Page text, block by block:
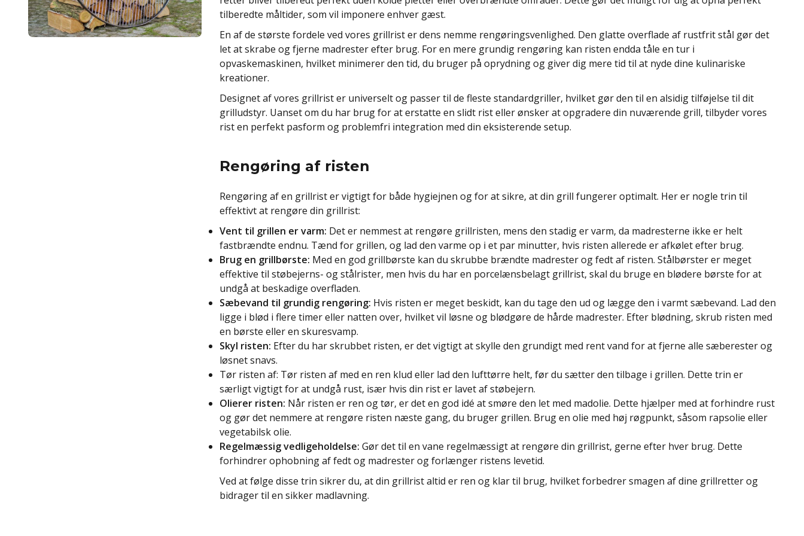
tilberedte måltider, som vil imponere enhver gæst.
En af de største fordele ved vores grillrist er dens nemme rengøringsvenlighed. Den glatte overflade af rustfrit stål gør det
let at skrabe og fjerne madrester efter brug. For en mere grundig rengøring kan risten endda tåle en tur i
opvaskemaskinen, hvilket minimerer den tid, du bruger på oprydning og giver dig mere tid til at nyde dine kulinariske
kreationer.
Designet af vores grillrist er universelt og passer til de fleste standardgriller, hvilket gør den til en alsidig tilføjelse til dit
grilludstyr. Uanset om du har brug for at erstatte en slidt rist eller ønsker at opgradere din nuværende grill, tilbyder vores
rist en perfekt pasform og problemfri integration med din eksisterende setup.
Rengøring af risten
Rengøring af en grillrist er vigtigt for både hygiejnen og for at sikre, at din grill fungerer optimalt. Her er nogle trin til
effektivt at rengøre din grillrist:
Vent til grillen er varm: Det er nemmest at rengøre grillristen, mens den stadig er varm, da madresterne ikke er helt
fastbrændte endnu. Tænd for grillen, og lad den varme op i et par minutter, hvis risten allerede er afkølet efter brug.
Brug en grillbørste: Med en god grillbørste kan du skrubbe brændte madrester og fedt af risten. Stålbørster er meget
effektive til støbejerns- og stålrister, men hvis du har en porcelænsbelagt grillrist, skal du bruge en blødere børste for at
undgå at beskadige overfladen.
Sæbevand til grundig rengøring: Hvis risten er meget beskidt, kan du tage den ud og lægge den i varmt sæbevand. Lad den
ligge i blød i flere timer eller natten over, hvilket vil løsne og blødgøre de hårde madrester. Efter blødning, skrub risten med
en børste eller en skuresvamp.
Skyl risten: Efter du har skrubbet risten, er det vigtigt at skylle den grundigt med rent vand for at fjerne alle sæberester og
løsnet snavs.
Tør risten af: Tør risten af med en ren klud eller lad den lufttørre helt, før du sætter den tilbage i grillen. Dette trin er
særligt vigtigt for at undgå rust, især hvis din rist er lavet af støbejern.
Olierer risten: Når risten er ren og tør, er det en god idé at smøre den let med madolie. Dette hjælper med at forhindre rust
og gør det nemmere at rengøre risten næste gang, du bruger grillen. Brug en olie med høj røgpunkt, såsom rapsolie eller
vegetabilsk olie.
Regelmæssig vedligeholdelse: Gør det til en vane regelmæssigt at rengøre din grillrist, gerne efter hver brug. Dette
forhindrer ophobning af fedt og madrester og forlænger ristens levetid.
Ved at følge disse trin sikrer du, at din grillrist altid er ren og klar til brug, hvilket forbedrer smagen af dine grillretter og
bidrager til en sikker madlavning.